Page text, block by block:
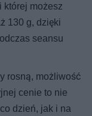
której możesz
130 g, dzięki
seansu
rosną, możliwość
cenie to nie
dzień, jak i na